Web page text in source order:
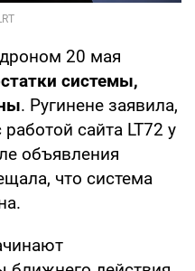
20 мая
системы,
. Ругинене заявила,
сайта LT72 у
объявления
что система